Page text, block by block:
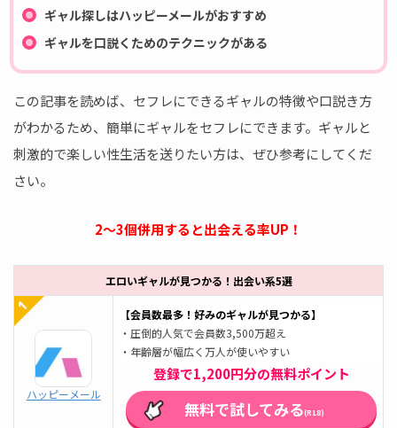
ギャル探しはハッピーメールがおすすめ
ギャルを口説くためのテクニックがある
この記事を読めば、セフレにできるギャルの特徴や口説き方
がわかるため、簡単にギャルをセフレにできます。ギャルと
刺激的で楽しい性生活を送りたい方は、ぜひ参考にしてくだ
さい。
2～3個併用すると出会える率UP！
エロいギャルが見つかる！出会い系5選
ハッピーメール
【会員数最多！好みのギャルが見つかる】
・圧倒的人気で会員数3,500万超え
・年齢層が幅広く万人が使いやすい
登録で1,200円分の無料ポイント
無料で試してみる(R18)